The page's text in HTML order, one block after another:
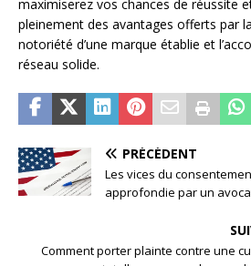
maximiserez vos chances de réussite
pleinement des avantages offerts par
notoriété d’une marque établie et
réseau solide.
PRÉCÉDENT
Les vices du
approfondie par un
Comment porter plainte contre une